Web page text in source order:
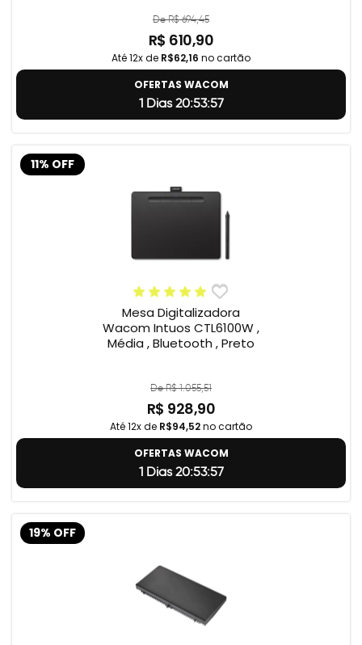
De R$ 694,45
R$ 610,90
Até 12x de R$62,16 no cartão
OFERTAS WACOM
1 Dias 20:53:56
11% OFF
Mesa Digitalizadora
Wacom Intuos CTL6100W ,
Média , Bluetooth , Preto
De R$ 1.055,51
R$ 928,90
Até 12x de R$94,52no cartão
OFERTAS WACOM
1 Dias 20:53:56
19% OFF